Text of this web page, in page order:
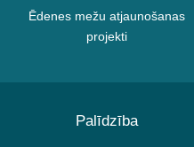
Ēdenes mežu atjaunošanas
projekti
Palīdzība